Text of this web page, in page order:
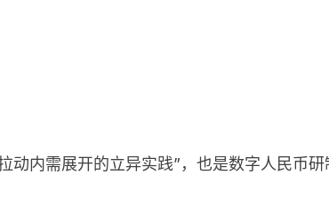
内需展开的立异实践”，也是数字人民币研